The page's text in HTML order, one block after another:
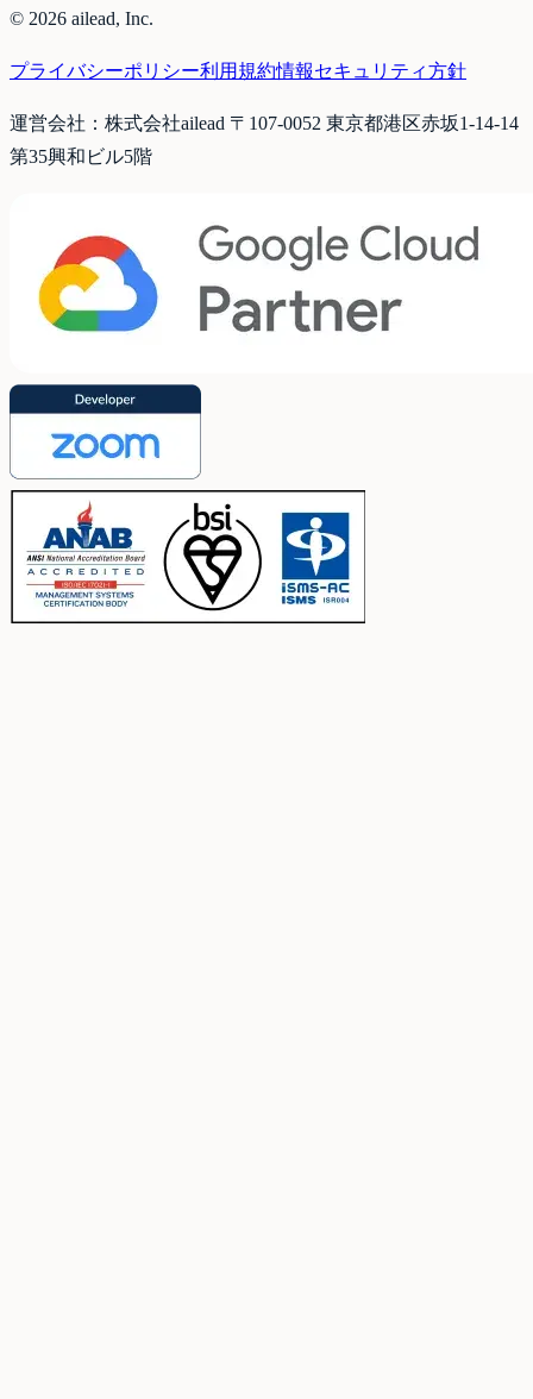
© 2026 ailead, Inc.
プライバシーポリシー利用規約情報セキュリティ方針
運営会社：株式会社ailead 〒107-0052 東京都港区赤坂1-14-14
第35興和ビル5階